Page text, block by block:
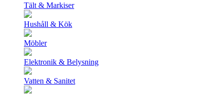
Tält & Markiser
Hushåll & Kök
Möbler
Elektronik & Belysning
Vatten & Sanitet